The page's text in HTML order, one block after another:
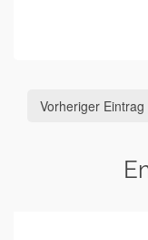
Vorheriger Eintrag